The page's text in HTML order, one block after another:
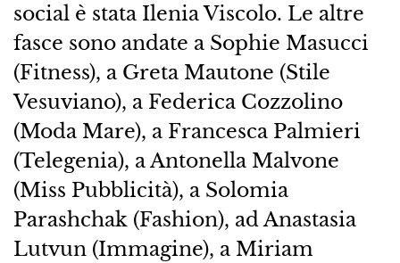
social è stata Ilenia Viscolo. Le altre
fasce sono andate a Sophie Masucci
(Fitness), a Greta Mautone (Stile
Vesuviano), a Federica Cozzolino
(Moda Mare), a Francesca Palmieri
(Telegenia), a Antonella Malvone
(Miss Pubblicità), a Solomia
Parashchak (Fashion), ad Anastasia
Lutvun (Immagine), a Miriam